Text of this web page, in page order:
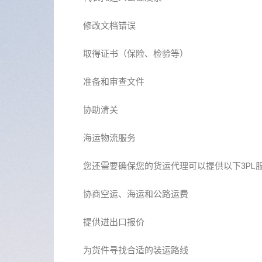
修改文档错误
取得证书（保险、检验等）
准备和审查文件
协助清关
海运物流服务
您还需要确保您的货运代理可以提供以下3PL
协商空运、海运和公路运费
提供进出口报价
为货件寻找合适的装运路线